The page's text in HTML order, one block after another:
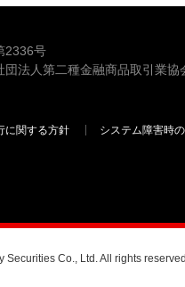
2336号
法人第二種金融商品取引業
に関する方針 システム障害時
Co., Ltd. All rights